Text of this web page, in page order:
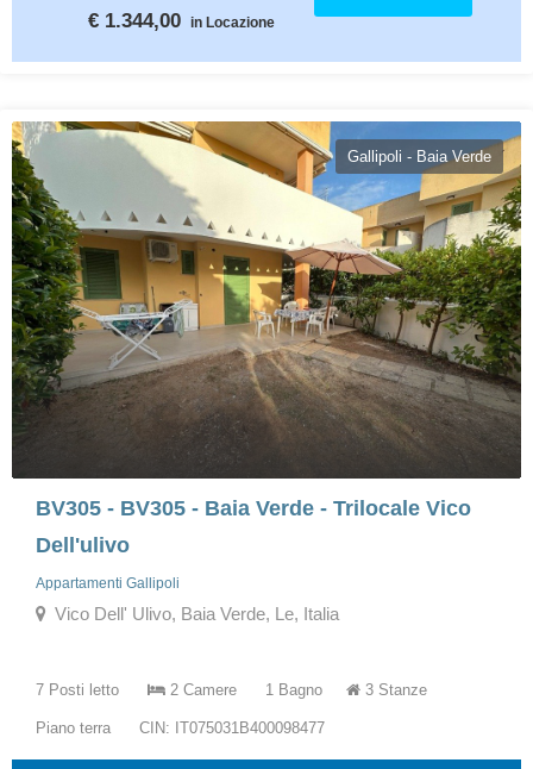
€ 1.344,00 in Locazione
Gallipoli - Baia Verde
BV305 - BV305 - Baia Verde - Trilocale Vico
Dell'ulivo
Appartamenti Gallipoli
Vico Dell' Ulivo, Baia Verde, Le, Italia
7 Posti letto 2 Camere 1 Bagno 3 Stanze
Piano terra CIN: IT075031B400098477